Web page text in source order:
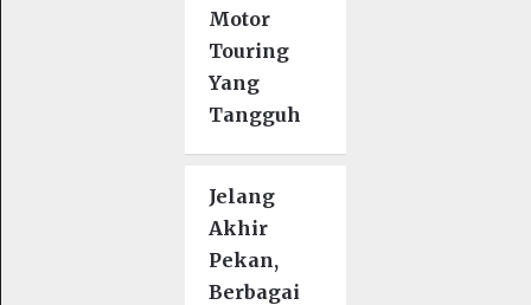
Motor
Touring
Yang
Tangguh
Jelang
Akhir
Pekan,
Berbagai